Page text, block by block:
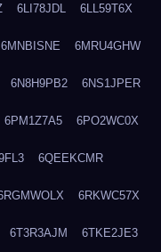
6LI78JDL 6LL59T6X
6MNBISNE 6MRU4GHW
6N8H9PB2 6NS1JPER
6PM1Z7A5 6PO2WC0X
6QEEKCMR
6RKWC57X
6T3R3AJM 6TKE2JE3